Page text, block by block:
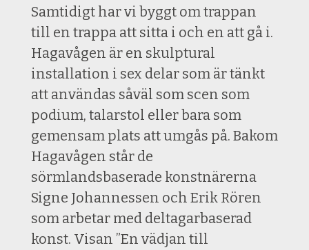
Samtidigt har vi byggt om trappan
till en trappa att sitta i och en att gå i.
Hagavågen är en skulptural
installation i sex delar som är tänkt
att användas såväl som scen som
podium, talarstol eller bara som
gemensam plats att umgås på. Bakom
Hagavågen står de
sörmlandsbaserade konstnärerna
Signe Johannessen och Erik Rören
som arbetar med deltagarbaserad
konst. Visan ”En vädjan till